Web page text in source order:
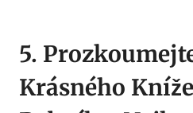
5.
Krásného